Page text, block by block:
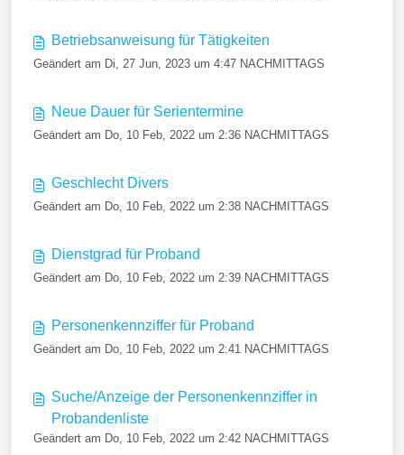
Betriebsanweisung für Tätigkeiten
Geändert am Di, 27 Jun, 2023 um 4:47 NACHMITTAGS
Neue Dauer für Serientermine
Geändert am Do, 10 Feb, 2022 um 2:36 NACHMITTAGS
Geschlecht Divers
Geändert am Do, 10 Feb, 2022 um 2:38 NACHMITTAGS
Dienstgrad für Proband
Geändert am Do, 10 Feb, 2022 um 2:39 NACHMITTAGS
Personenkennziffer für Proband
Geändert am Do, 10 Feb, 2022 um 2:41 NACHMITTAGS
Suche/Anzeige der Personenkennziffer in
Probandenliste
Geändert am Do, 10 Feb, 2022 um 2:42 NACHMITTAGS